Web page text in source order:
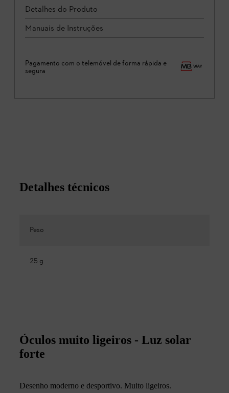
Detalhes do Produto
Manuais de Instruções
Pagamento com o telemóvel de forma rápida e
segura
Detalhes técnicos
Peso
25 g
Óculos muito ligeiros - Luz solar
forte
Desenho moderno e desportivo. Muito ligeiros.